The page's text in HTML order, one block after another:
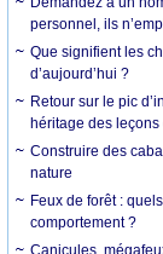
personnel, ils
Que signifient les
d’aujourd’hui ?
Retour sur le pic
héritage des
Construire des
nature
Feux de forêt :
comportement ?
Canicules,